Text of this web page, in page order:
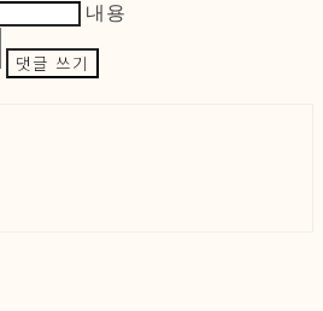
내용
댓글 쓰기